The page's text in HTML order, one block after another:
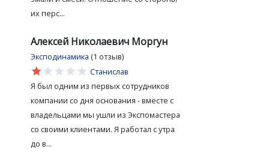
их перс...
Алексей Николаевич Моргун
Эксподинамика (1 отзыв)
star
star
star
star
star
Станислав
Я был одним из первых сотрудников
компании со дня основания - вместе с
владельцами мы ушли из Экспомастера
со своими клиентами. Я работал с утра
до в...